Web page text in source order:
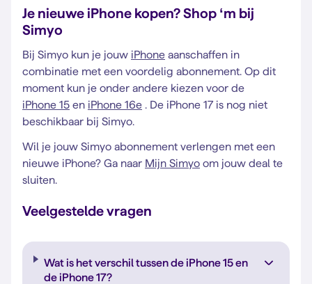
Je nieuwe iPhone kopen? Shop ‘m bij
Simyo
Bij Simyo kun je jouw iPhone aanschaffen in
combinatie met een voordelig abonnement. Op dit
moment kun je onder andere kiezen voor de
iPhone 15 en iPhone 16e . De iPhone 17 is nog niet
beschikbaar bij Simyo.
Wil je jouw Simyo abonnement verlengen met een
nieuwe iPhone? Ga naar Mijn Simyo om jouw deal te
sluiten.
Veelgestelde vragen
Wat is het verschil tussen de iPhone 15 en
de iPhone 17?